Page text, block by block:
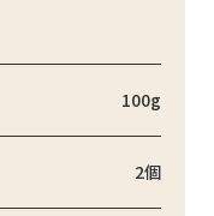
100g
2個